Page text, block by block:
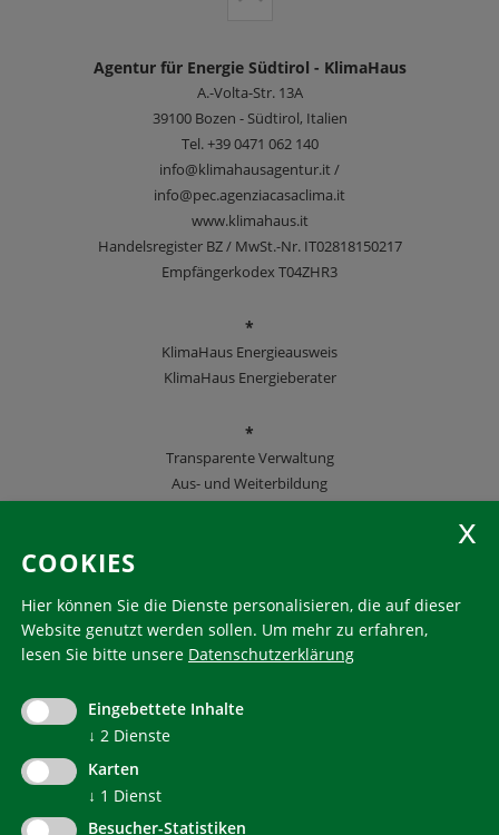
Agentur für Energie Südtirol - KlimaHaus
A.-Volta-Str. 13A
39100 Bozen - Südtirol, Italien
Tel. +39 0471 062 140
info@klimahausagentur.it /
info@pec.agenziacasaclima.it
www.klimahaus.it
Handelsregister BZ / MwSt.-Nr. IT02818150217
Empfängerkodex T04ZHR3
*
KlimaHaus Energieausweis
KlimaHaus Energieberater
*
Transparente Verwaltung
Aus- und Weiterbildung
KlimaHaus ist eine eingetragene Marke. Die Nutzung muss
communication@klimahausagentur.it
© 2022 Agentur für Energie Südtirol - KlimaHaus
COOKIES
Hier können Sie die Dienste personalisieren, die auf dieser
Website genutzt werden sollen. Um mehr zu erfahren,
lesen Sie bitte unsere Datenschutzerklärung
Eingebettete Inhalte
↓ 2 Dienste
Karten
↓ 1 Dienst
Besucher-Statistiken